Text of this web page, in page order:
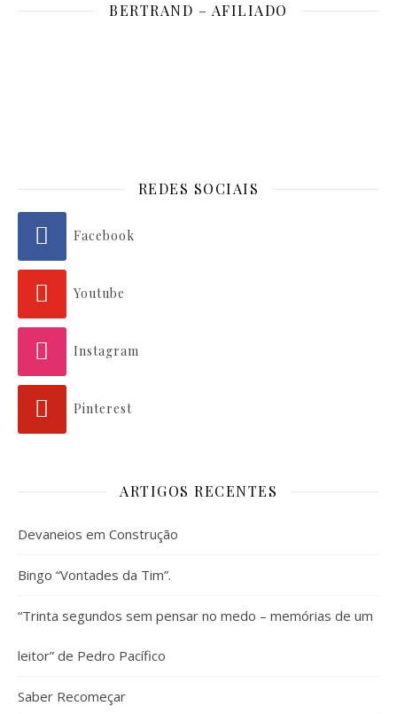
BERTRAND – AFILIADO
REDES SOCIAIS
Facebook
Youtube
Instagram
Pinterest
ARTIGOS RECENTES
Devaneios em Construção
Bingo “Vontades da Tim”.
“Trinta segundos sem pensar no medo – memórias de um
leitor” de Pedro Pacífico
Saber Recomeçar